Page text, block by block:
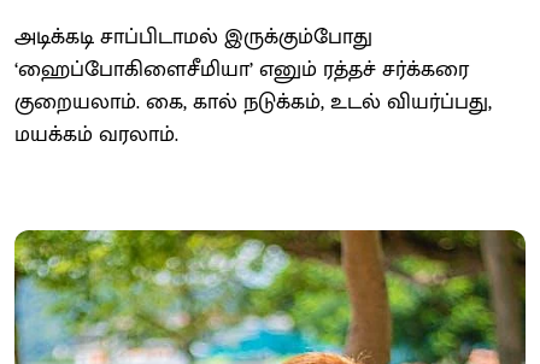
அடிக்கடி சாப்பிடாமல் இருக்கும்போது
‘ஹைப்போகிளைசீமியா’ எனும் ரத்தச் சர்க்கரை
குறையலாம். கை, கால் நடுக்கம், உடல் வியர்ப்பது,
மயக்கம் வரலாம்.